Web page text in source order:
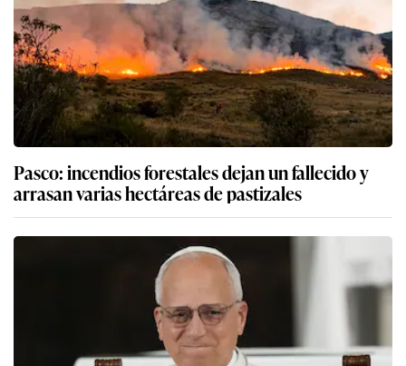
Pasco: incendios forestales dejan un fallecido y
arrasan varias hectáreas de pastizales